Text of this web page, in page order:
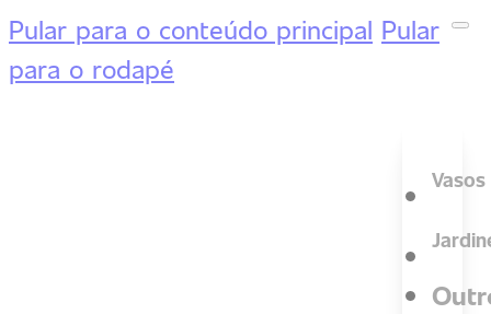
Pular para o conteúdo principal Pular
para o rodapé
Vasos